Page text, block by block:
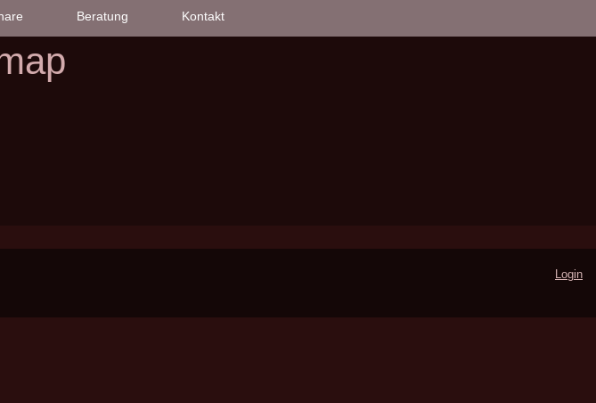
Beratung Kontakt
Login